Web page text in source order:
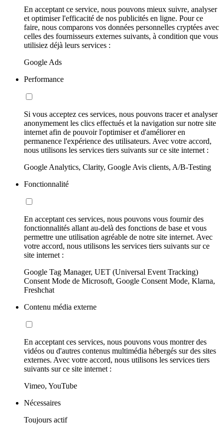
En acceptant ce service, nous pouvons mieux suivre, analyser
et optimiser l'efficacité de nos publicités en ligne. Pour ce
faire, nous comparons vos données personnelles cryptées avec
celles des fournisseurs externes suivants, à condition que vous
utilisiez déjà leurs services :
Google Ads
Performance
Si vous acceptez ces services, nous pouvons tracer et analyser
anonymement les clics effectués et la navigation sur notre site
internet afin de pouvoir l'optimiser et d'améliorer en
permanence l'expérience des utilisateurs. Avec votre accord,
nous utilisons les services tiers suivants sur ce site internet :
Google Analytics, Clarity, Google Avis clients, A/B-Testing
Fonctionnalité
En acceptant ces services, nous pouvons vous fournir des
fonctionnalités allant au-delà des fonctions de base et vous
permettre une utilisation agréable de notre site internet. Avec
votre accord, nous utilisons les services tiers suivants sur ce
site internet :
Google Tag Manager, UET (Universal Event Tracking)
Consent Mode de Microsoft, Google Consent Mode, Klarna,
Freshchat
Contenu média externe
En acceptant ces services, nous pouvons vous montrer des
vidéos ou d'autres contenus multimédia hébergés sur des sites
externes. Avec votre accord, nous utilisons les services tiers
suivants sur ce site internet :
Vimeo, YouTube
Nécessaires
Toujours actif